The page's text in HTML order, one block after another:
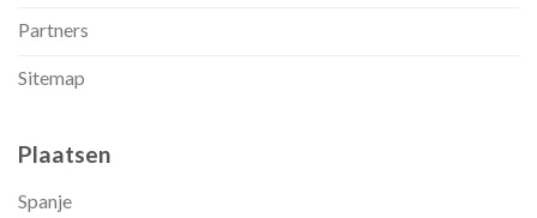
Partners
Sitemap
Plaatsen
Spanje